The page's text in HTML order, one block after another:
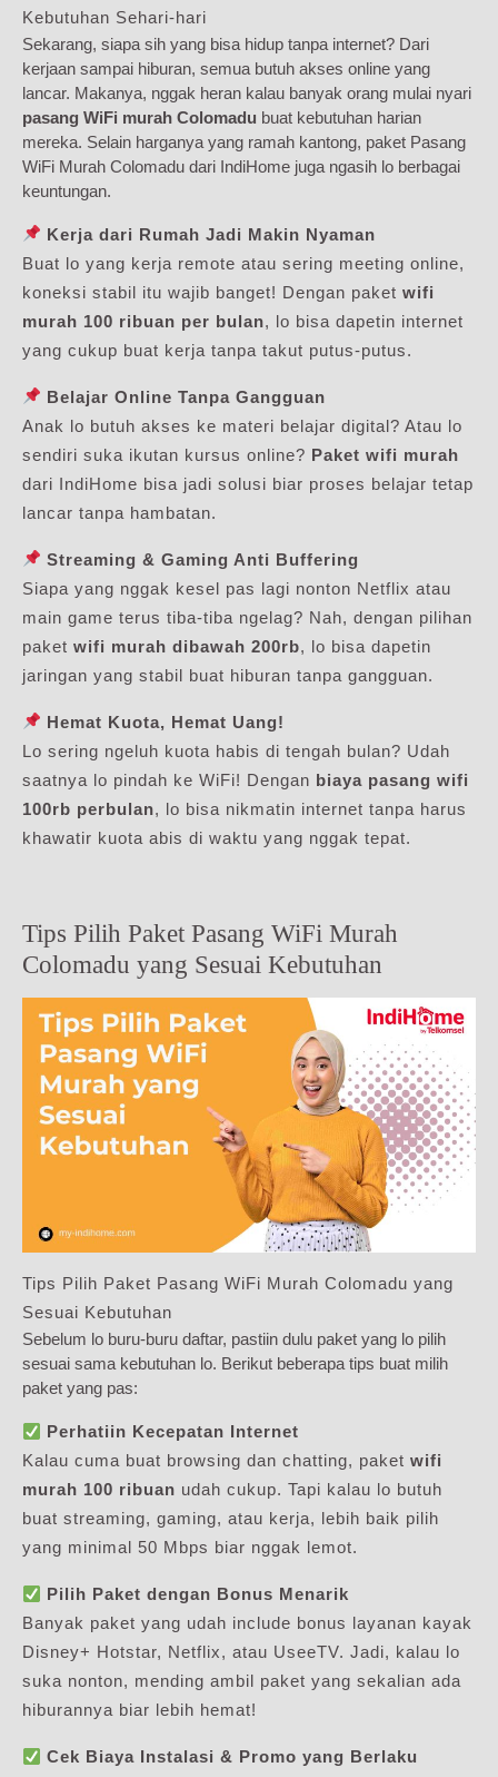
Kebutuhan Sehari-hari
Sekarang, siapa sih yang bisa hidup tanpa internet? Dari
kerjaan sampai hiburan, semua butuh akses online yang
lancar. Makanya, nggak heran kalau banyak orang mulai nyari
pasang WiFi murah Colomadu buat kebutuhan harian
mereka. Selain harganya yang ramah kantong, paket Pasang
WiFi Murah Colomadu dari IndiHome juga ngasih lo berbagai
keuntungan.
Kerja dari Rumah Jadi Makin Nyaman
Buat lo yang kerja remote atau sering meeting online,
koneksi stabil itu wajib banget! Dengan paket wifi
murah 100 ribuan per bulan, lo bisa dapetin internet
yang cukup buat kerja tanpa takut putus-putus.
Belajar Online Tanpa Gangguan
Anak lo butuh akses ke materi belajar digital? Atau lo
sendiri suka ikutan kursus online? Paket wifi murah
dari IndiHome bisa jadi solusi biar proses belajar tetap
lancar tanpa hambatan.
Streaming & Gaming Anti Buffering
Siapa yang nggak kesel pas lagi nonton Netflix atau
main game terus tiba-tiba ngelag? Nah, dengan pilihan
paket wifi murah dibawah 200rb, lo bisa dapetin
jaringan yang stabil buat hiburan tanpa gangguan.
Hemat Kuota, Hemat Uang!
Lo sering ngeluh kuota habis di tengah bulan? Udah
saatnya lo pindah ke WiFi! Dengan biaya pasang wifi
100rb perbulan, lo bisa nikmatin internet tanpa harus
khawatir kuota abis di waktu yang nggak tepat.
Tips Pilih Paket Pasang WiFi Murah
Colomadu yang Sesuai Kebutuhan
Tips Pilih Paket Pasang WiFi Murah Colomadu yang
Sesuai Kebutuhan
Sebelum lo buru-buru daftar, pastiin dulu paket yang lo pilih
sesuai sama kebutuhan lo. Berikut beberapa tips buat milih
paket yang pas:
Perhatiin Kecepatan Internet
Kalau cuma buat browsing dan chatting, paket wifi
murah 100 ribuan udah cukup. Tapi kalau lo butuh
buat streaming, gaming, atau kerja, lebih baik pilih
yang minimal 50 Mbps biar nggak lemot.
Pilih Paket dengan Bonus Menarik
Banyak paket yang udah include bonus layanan kayak
Disney+ Hotstar, Netflix, atau UseeTV. Jadi, kalau lo
suka nonton, mending ambil paket yang sekalian ada
hiburannya biar lebih hemat!
Cek Biaya Instalasi & Promo yang Berlaku